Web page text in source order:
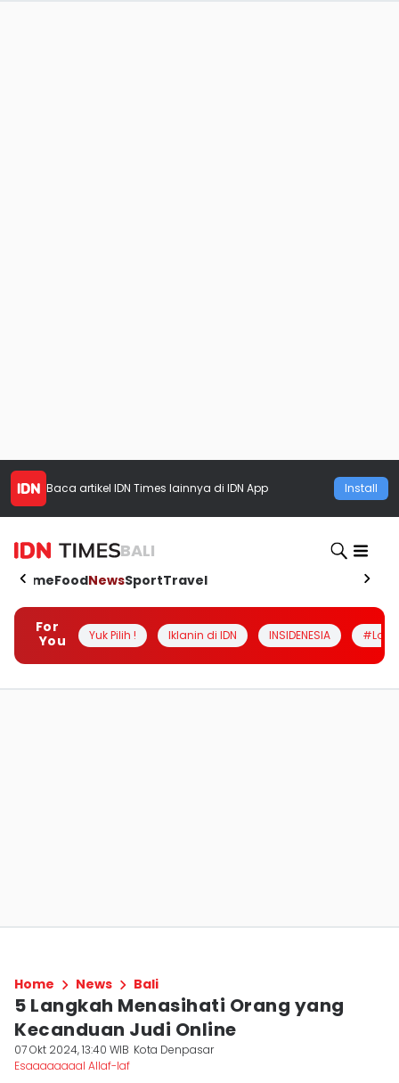
Baca artikel IDN Times lainnya di IDN App Install
BALI
HomeFoodNewsSportTravel
For
You
Yuk Pilih ! Iklanin di IDN INSIDENESIA
Home News Bali
5 Langkah Menasihati Orang yang
Kecanduan Judi Online
07 Okt 2024, 13:40 WIB Kota Denpasar
Esaaaaaaaal Allaf-laf